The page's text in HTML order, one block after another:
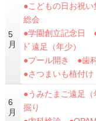
5
月
●こどもの日お祝
総会
●学園創立記念日
ﾄﾞ遠足（年少）
●プール開き ●歯
●さつまいも植付
6
月
●うみたまご遠足
掘り